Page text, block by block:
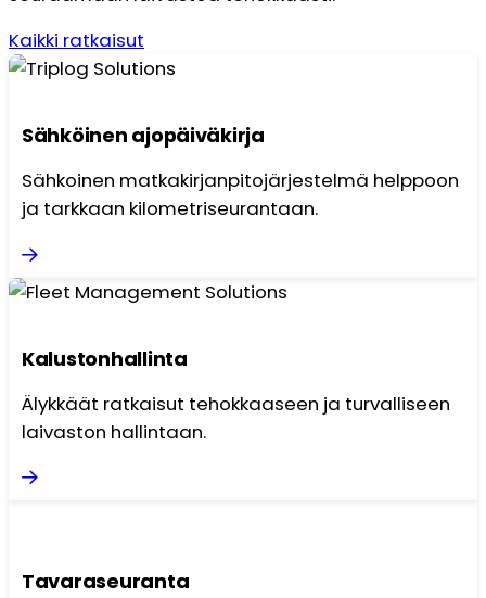
tehdä
valinnat
Kaikki ratkaisut
Sähköinen ajopäiväkirja
Sähkoinen matkakirjanpitojärjestelmä helppoon
ja tarkkaan kilometriseurantaan.
Kalustonhallinta
Älykkäät ratkaisut tehokkaaseen ja turvalliseen
laivaston hallintaan.
Tavaraseuranta